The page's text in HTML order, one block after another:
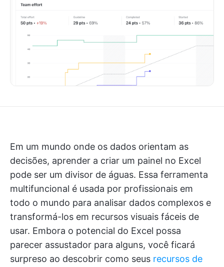
Em um mundo onde os dados orientam as
decisões, aprender a criar um painel no Excel
pode ser um divisor de águas. Essa ferramenta
multifuncional é usada por profissionais em
todo o mundo para analisar dados complexos e
transformá-los em recursos visuais fáceis de
usar. Embora o potencial do Excel possa
parecer assustador para alguns, você ficará
surpreso ao descobrir como seus recursos de